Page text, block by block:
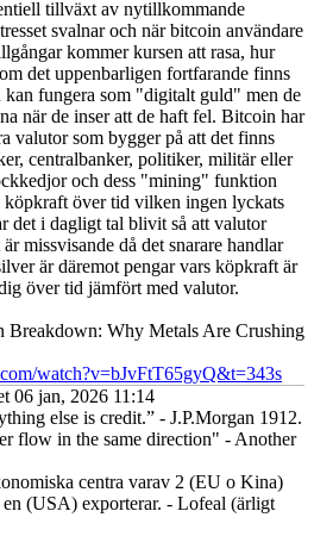
tillväxt av nytillkommande
svalnar och när bitcoin användare
kommer kursen att rasa, hur
det uppenbarligen fortfarande finns
kan fungera som "digitalt guld" men de
när de inser att de haft fel. Bitcoin har
valutor som bygger på att det finns
centralbanker, politiker, militär eller
och dess "mining" funktion
köpkraft över tid vilken ingen lyckats
det i dagligt tal blivit så att valutor
missvisande då det snarare handlar
är däremot pengar vars köpkraft är
över tid jämfört med valutor.
Breakdown: Why Metals Are Crushing
watch?v=bJvFtT65gyQ&t=343s
06 jan, 2026 11:14
else is credit.” - J.P.Morgan 1912.
flow in the same direction" - Another
centra varav 2 (EU o Kina)
(USA) exporterar. - Lofeal (ärligt